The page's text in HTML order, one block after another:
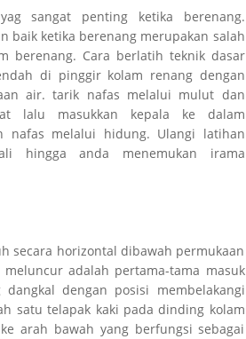
sangat penting ketika berenang.
baik ketika berenang merupakan salah
berenang. Cara berlatih teknik dasar
di pinggir kolam renang dengan
air. tarik nafas melalui mulut dan
lalu masukkan kepala ke dalam
nafas melalui hidung. Ulangi latihan
hingga anda menemukan irama
secara horizontal dibawah permukaan
adalah pertama-tama masuk
dengan posisi membelakangi
satu telapak kaki pada dinding kolam
arah bawah yang berfungsi sebagai